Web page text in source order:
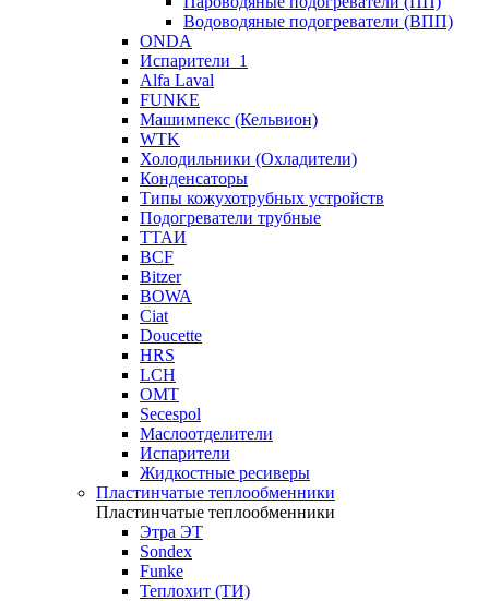
Водоводяные подогреватели (ВПП)
ONDA
Испарители_1
Alfa Laval
FUNKE
Машимпекс (Кельвион)
WTK
Холодильники (Охладители)
Конденсаторы
Типы кожухотрубных устройств
Подогреватели трубные
ТТАИ
BCF
Bitzer
BOWA
Ciat
Doucette
HRS
LCH
OMT
Secespol
Маслоотделители
Испарители
Жидкостные ресиверы
Пластинчатые теплообменники
Пластинчатые теплообменники
Этра ЭТ
Sondex
Funke
Теплохит (ТИ)